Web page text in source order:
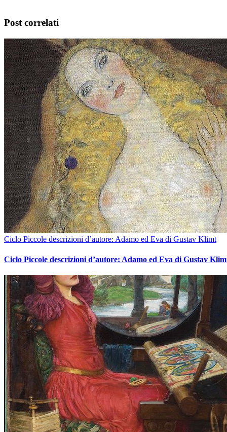
Post correlati
Ciclo Piccole descrizioni d’autore: Adamo ed Eva di Gustav Klimt
Ciclo Piccole descrizioni d’autore: Adamo ed Eva di Gustav